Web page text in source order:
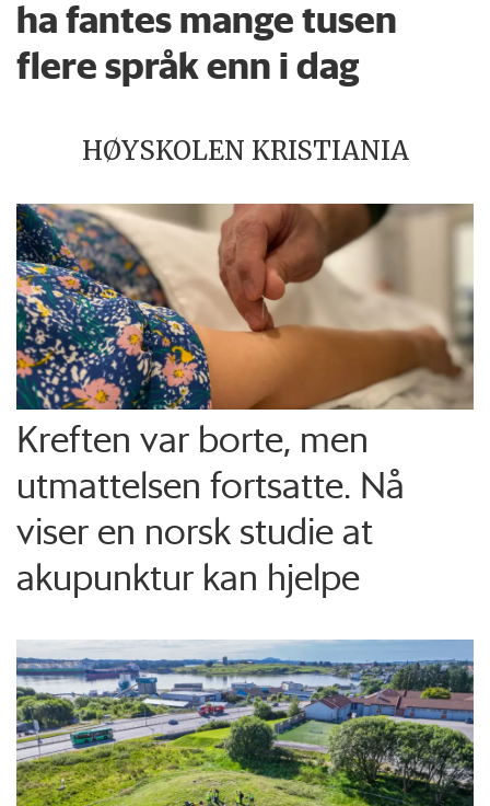
ha fantes mange tusen
flere språk enn i dag
HØYSKOLEN KRISTIANIA
Kreften var borte, men
utmattelsen fortsatte. Nå
viser en norsk studie at
akupunktur kan hjelpe